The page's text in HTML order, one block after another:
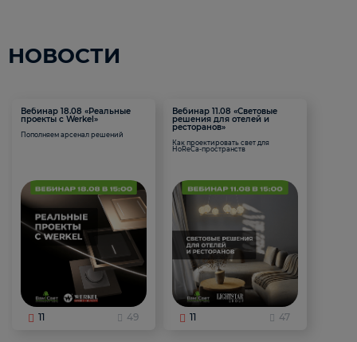
НОВОСТИ
Вебинар 18.08 «Реальные
проекты с Werkel»
Пополняем арсенал решений
11 49
Вебинар 11.08 «Световые
решения для отелей и
ресторанов»
Как проектировать свет для
HoReCa-пространств
11 47